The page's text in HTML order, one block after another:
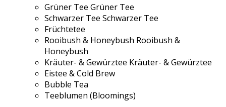
Grüner Tee Grüner Tee
Schwarzer Tee Schwarzer Tee
Früchtetee
Rooibush & Honeybush Rooibush &
Honeybush
Kräuter- & Gewürztee Kräuter- & Gewürztee
Eistee & Cold Brew
Bubble Tea
Teeblumen (Bloomings)